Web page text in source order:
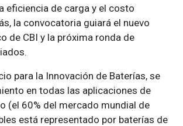
eficiencia de carga y el costo
la convocatoria guiará el nuevo
de CBI y la próxima ronda de
para la Innovación de Baterías, se
en todas las aplicaciones de
(el 60% del mercado mundial de
está representado por baterías de